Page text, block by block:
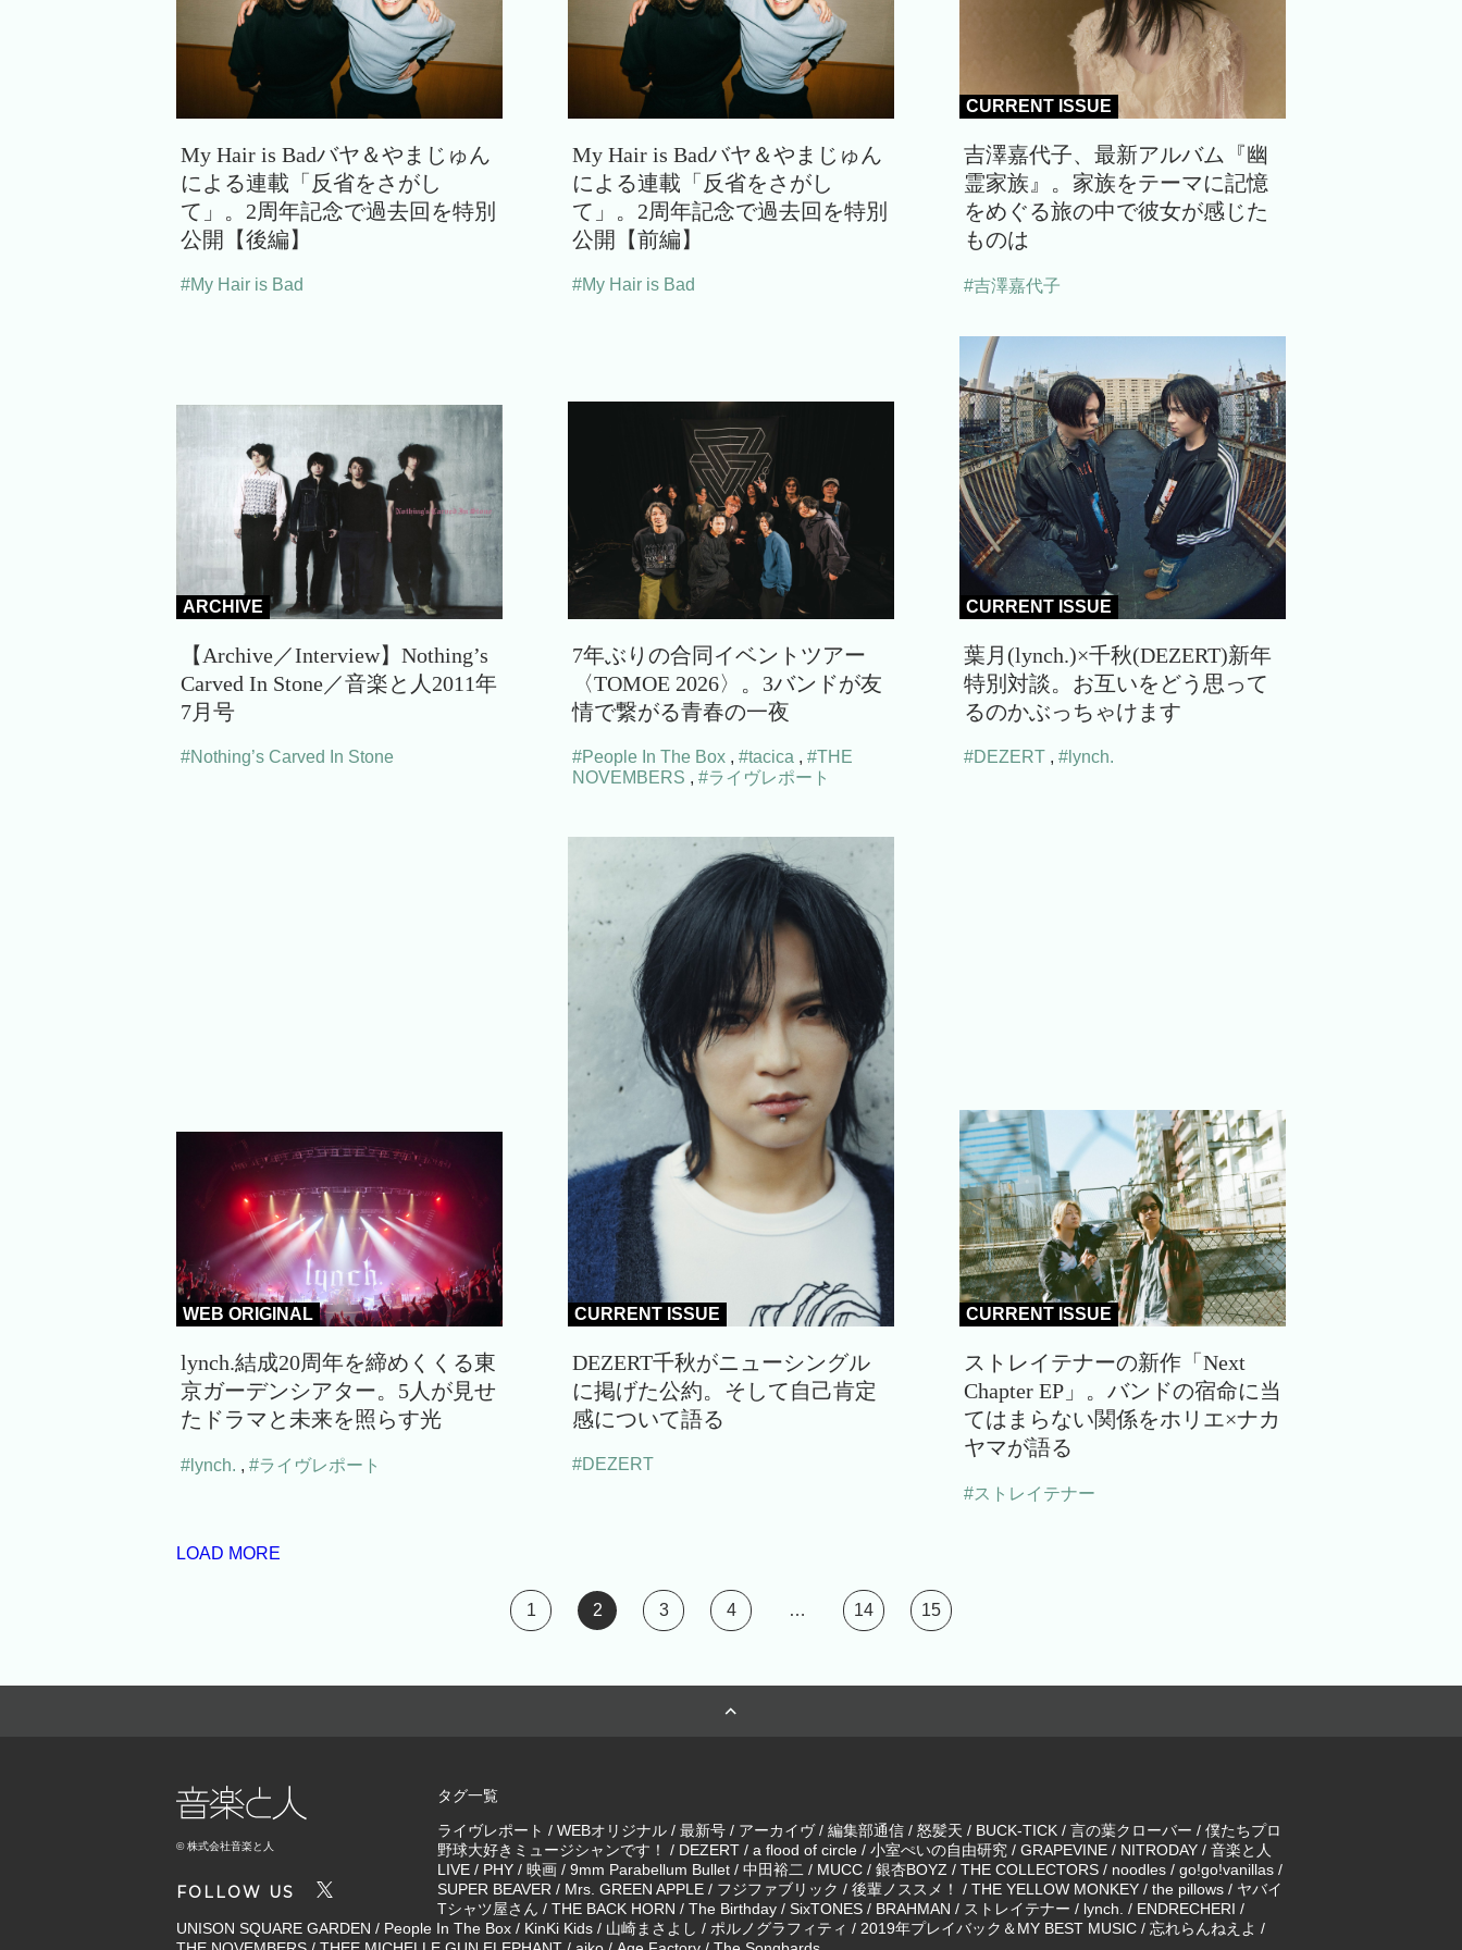
My Hair is Badバヤ＆やまじゅん
による連載「反省をさがし
て」。2周年記念で過去回を特別
公開【後編】
#My Hair is Bad
My Hair is Badバヤ＆やまじゅん
による連載「反省をさがし
て」。2周年記念で過去回を特別
公開【前編】
#My Hair is Bad
CURRENT ISSUE
吉澤嘉代子、最新アルバム『幽
霊家族』。家族をテーマに記憶
をめぐる旅の中で彼女が感じた
ものは
#吉澤嘉代子
ARCHIVE
【Archive／Interview】Nothing’s
Carved In Stone／音楽と人2011年
7月号
#Nothing’s Carved In Stone
7年ぶりの合同イベントツアー
〈TOMOE 2026〉。3バンドが友
情で繋がる青春の一夜
#People In The Box , #tacica , #THE
NOVEMBERS , #ライヴレポート
CURRENT ISSUE
葉月(lynch.)×千秋(DEZERT)新年
特別対談。お互いをどう思って
るのかぶっちゃけます
#DEZERT , #lynch.
WEB ORIGINAL
lynch.結成20周年を締めくくる東
京ガーデンシアター。5人が見せ
たドラマと未来を照らす光
#lynch. , #ライヴレポート
CURRENT ISSUE
DEZERT千秋がニューシングル
に掲げた公約。そして自己肯定
感について語る
#DEZERT
CURRENT ISSUE
ストレイテナーの新作「Next
Chapter EP」。バンドの宿命に当
てはまらない関係をホリエ×ナカ
ヤマが語る
#ストレイテナー
LOAD MORE
1 2 3 4 … 14 15
© 株式会社音楽と人
FOLLOW US
タグ一覧
ライヴレポート / WEBオリジナル / 最新号 / アーカイヴ/ 編集部通信 / 怒髪天 / BUCK-TICK / 言の葉クローバー / 僕たちプロ
野球大好きミュージシャンです！
/ DEZERT / a flood of circle / 小室ぺいの自由研究 / GRAPEVINE / NITRODAY / 音楽と人
LIVE / PHY / 映画 / 9mm Parabellum Bullet / 中田裕二 / MUCC / 銀杏BOYZ / THE COLLECTORS / noodles / go!go!vanillas /
SUPER BEAVER / Mrs. GREEN APPLE / フジファブリック / 後輩ノススメ！ / THE YELLOW MONKEY / the pillows / ヤバイ
Tシャツ屋さん / THE BACK HORN / The Birthday / SixTONES / BRAHMAN / ストレイテナー / lynch. / ENDRECHERI /
UNISON SQUARE GARDEN / People In The Box / KinKi Kids / 山崎まさよし / ポルノグラフィティ / 2019年プレイバック＆MY BEST MUSIC / 忘れらんねえよ /